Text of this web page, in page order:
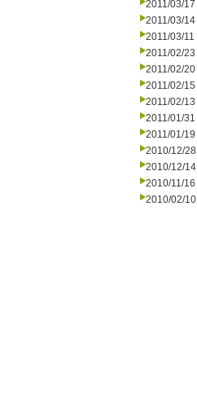
2011/03/17
2011/03/14
2011/03/11
2011/02/23
2011/02/20
2011/02/15
2011/02/13
2011/01/31
2011/01/19
2010/12/28
2010/12/14
2010/11/16
2010/02/10